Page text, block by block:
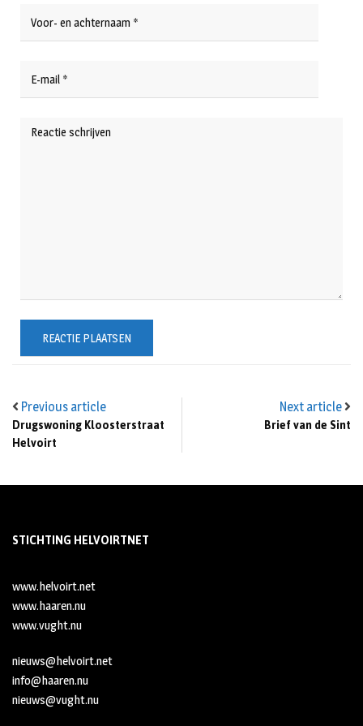
Previous article
Drugswoning Kloosterstraat
Helvoirt
Next article
Brief van de Sint
STICHTING HELVOIRTNET
www.helvoirt.net
www.haaren.nu
www.vught.nu
nieuws@helvoirt.net
info@haaren.nu
nieuws@vught.nu